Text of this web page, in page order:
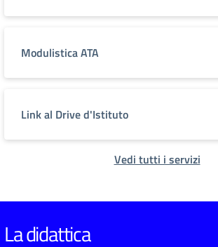
Modulistica ATA
Link al Drive d'Istituto
Vedi tutti i servizi
La didattica